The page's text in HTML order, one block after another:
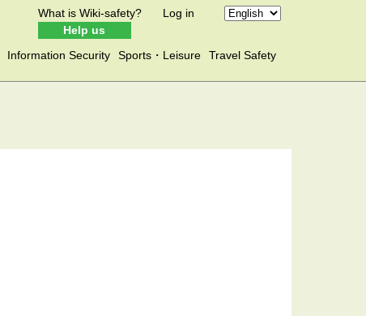
What is Wiki-safety?
Help us
Log in
Information Security Sports・Leisure
Travel Safety